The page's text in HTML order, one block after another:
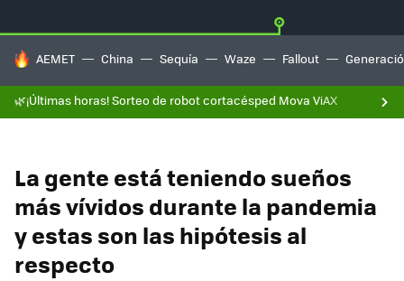
HOY SE HABLA DE
AEMET China Sequía Waze Fallout
🌿¡Últimas horas! Sorteo de robot cortacésped Mova ViAX
La gente está teniendo sueños
más vívidos durante la pandemia
y estas son las hipótesis al
respecto